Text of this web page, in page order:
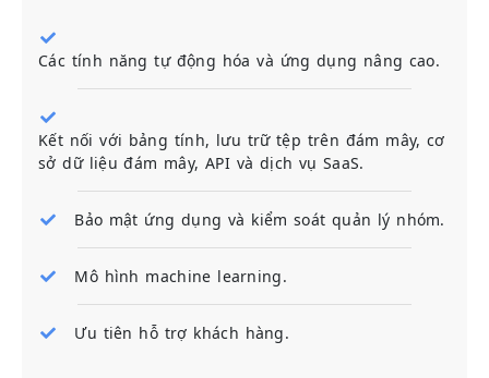
Các tính năng tự động hóa và ứng dụng nâng cao.
Kết nối với bảng tính, lưu trữ tệp trên đám mây, cơ
sở dữ liệu đám mây, API và dịch vụ SaaS.
Bảo mật ứng dụng và kiểm soát quản lý nhóm.
Mô hình machine learning.
Ưu tiên hỗ trợ khách hàng.